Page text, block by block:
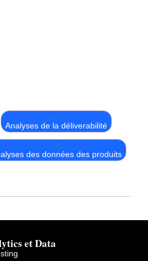
Analyses de la déliverabilité
des données des produits
et Data